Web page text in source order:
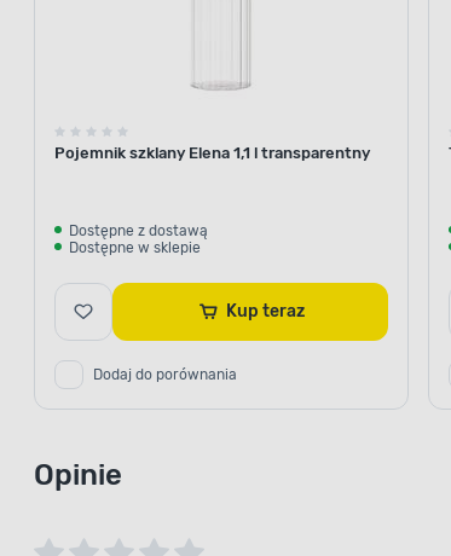
Pojemnik szklany Elena 1,1 l transparentny
Dostępne z dostawą
Dostępne w sklepie
Kup teraz
Dodaj do porównania
Opinie